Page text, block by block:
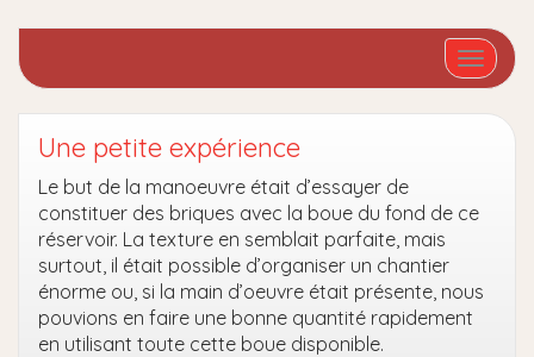
Une petite expérience
Le but de la manoeuvre était d’essayer de
constituer des briques avec la boue du fond de ce
réservoir. La texture en semblait parfaite, mais
surtout, il était possible d’organiser un chantier
énorme ou, si la main d’oeuvre était présente, nous
pouvions en faire une bonne quantité rapidement
en utilisant toute cette boue disponible.